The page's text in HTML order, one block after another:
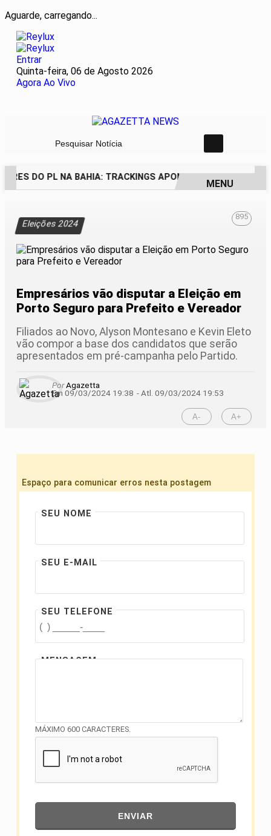
Aguarde, carregando...
Entrar
Quinta-feira, 06 de Agosto 2026
Agora Ao Vivo
Pesquisar Notícia
DO PL NA BAHIA: TRACKINGS APONTAM DRA. RAISSA
MENU
Eleições 2024
895
Empresários vão disputar a Eleição em
Porto Seguro para Prefeito e Vereador
Filiados ao Novo, Alyson Montesano e Kevin Eleto
vão compor a base dos candidatos que serão
apresentados em pré-campanha pelo Partido.
PorAgazetta
Em 09/03/2024 19:38 - Atl. 09/03/2024 19:53
A- A+
Espaço para comunicar erros nesta postagem
SEU NOME
SEU E-MAIL
SEU TELEFONE
MENSAGEM
MÁXIMO 600 CARACTERES.
ENVIAR